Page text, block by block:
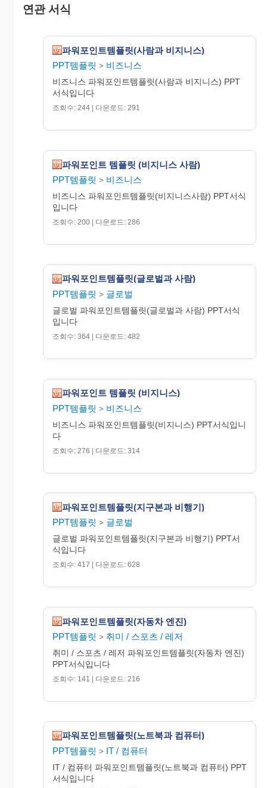
연관 서식
파워포인트템플릿(사람과 비지니스)
PPT템플릿 > 비즈니스
비즈니스 파워포인트템플릿(사람과 비지니스) PPT
서식입니다
조회수: 244 | 다운로드: 291
파워포인트 템플릿 (비지니스 사람)
PPT템플릿 > 비즈니스
비즈니스 파워포인트템플릿(비지니스사람) PPT서식
입니다
조회수: 200 | 다운로드: 286
파워포인트템플릿(글로벌과 사람)
PPT템플릿 > 글로벌
글로벌 파워포인트템플릿(글로벌과 사람) PPT서식
입니다
조회수: 364 | 다운로드: 482
파워포인트 템플릿 (비지니스)
PPT템플릿 > 비즈니스
비즈니스 파워포인트템플릿(비지니스) PPT서식입니
다
조회수: 276 | 다운로드: 314
파워포인트템플릿(지구본과 비행기)
PPT템플릿 > 글로벌
글로벌 파워포인트템플릿(지구본과 비행기) PPT서
식입니다
조회수: 417 | 다운로드: 628
파워포인트템플릿(자동차 엔진)
PPT템플릿 > 취미 / 스포츠 / 레저
취미 / 스포츠 / 레저 파워포인트템플릿(자동차 엔진)
PPT서식입니다
조회수: 141 | 다운로드: 216
파워포인트템플릿(노트북과 컴퓨터)
PPT템플릿 > IT / 컴퓨터
IT / 컴퓨터 파워포인트템플릿(노트북과 컴퓨터) PPT
서식입니다